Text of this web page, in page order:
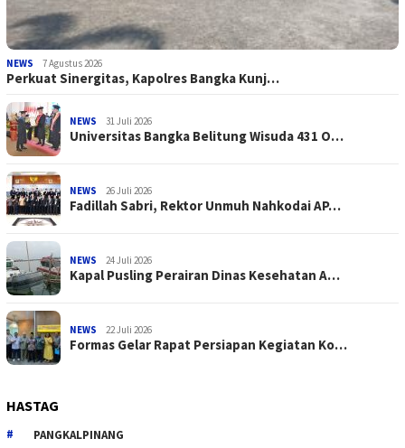
NEWS 7 Agustus 2026
Perkuat Sinergitas, Kapolres Bangka Kunj…
NEWS 31 Juli 2026
Universitas Bangka Belitung Wisuda 431 O…
NEWS 26 Juli 2026
Fadillah Sabri, Rektor Unmuh Nahkodai AP…
NEWS 24 Juli 2026
Kapal Pusling Perairan Dinas Kesehatan A…
NEWS 22 Juli 2026
Formas Gelar Rapat Persiapan Kegiatan Ko…
HASTAG
PANGKALPINANG